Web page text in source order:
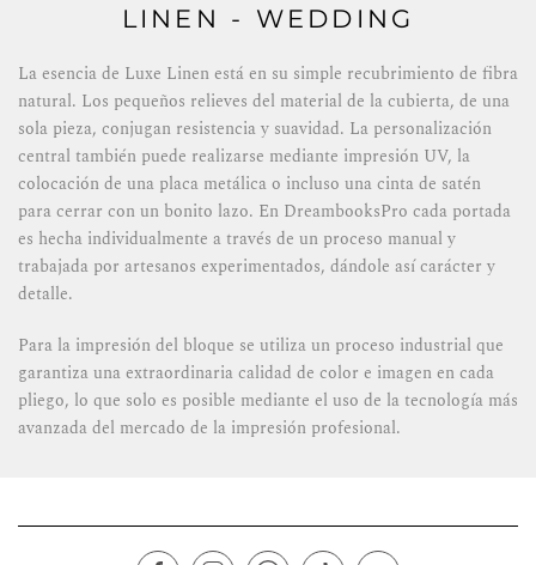
LINEN - WEDDING
La esencia de Luxe Linen está en su simple recubrimiento de fibra
natural. Los pequeños relieves del material de la cubierta, de una
sola pieza, conjugan resistencia y suavidad. La personalización
central también puede realizarse mediante impresión UV, la
colocación de una placa metálica o incluso una cinta de satén
para cerrar con un bonito lazo. En DreambooksPro cada portada
es hecha individualmente a través de un proceso manual y
trabajada por artesanos experimentados, dándole así carácter y
detalle.
Para la impresión del bloque se utiliza un proceso industrial que
garantiza una extraordinaria calidad de color e imagen en cada
pliego, lo que solo es posible mediante el uso de la tecnología más
avanzada del mercado de la impresión profesional.